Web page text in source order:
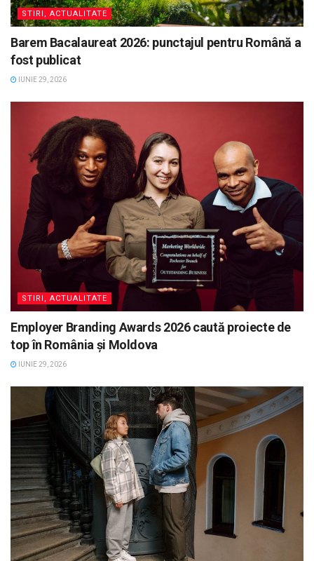
STIRI, ACTUALITATE
Barem Bacalaureat 2026: punctajul pentru Română a
fost publicat
IUNIE 29, 2026
STIRI, ACTUALITATE
Employer Branding Awards 2026 caută proiecte de
top în România și Moldova
IUNIE 29, 2026